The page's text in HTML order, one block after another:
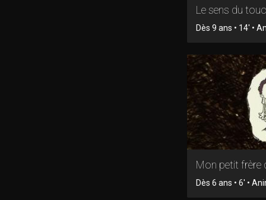
Le sens du
Dès 9 ans • 14' •
Mon petit frère
Dès 6 ans • 6' •